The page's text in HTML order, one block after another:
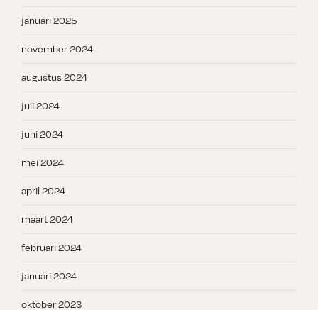
januari 2025
november 2024
augustus 2024
juli 2024
juni 2024
mei 2024
april 2024
maart 2024
februari 2024
januari 2024
oktober 2023